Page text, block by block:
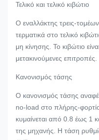
Τελικό και τελικό κιβώτιο
Ο εναλλάκτης τρεις-
τερματικά στο τελικό
μη κίνησης. Το κιβώτιο
μετακινούμενες επιτροπές.
Κανονισμός τάσης
Ο κανονισμός τάσης
no-load στο πλήρης-
κυμαίνεται από 0.8 έως 1
της μηχανής. Η τάση